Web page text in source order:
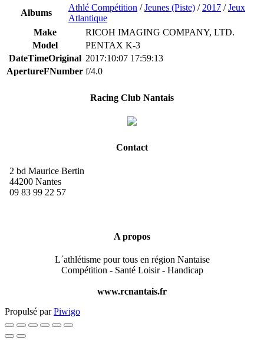
Albums
Athlé Compétition /Jeunes (Piste) / 2017 /Jeux
Atlantique
Make
RICOH IMAGING COMPANY, LTD.
Model
PENTAX K-3
DateTimeOriginal 2017:10:07 17:59:13
ApertureFNumber f/4.0
Racing Club Nantais
Contact
2 bd Maurice Bertin
44200 Nantes
09 83 99 22 57
A propos
L´athlétisme pour tous en région Nantaise
Compétition - Santé Loisir - Handicap
www.rcnantais.fr
Propulsé parPiwigo